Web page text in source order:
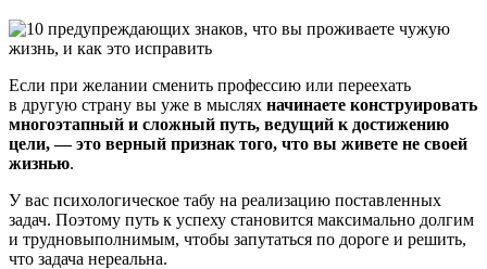
Если при желании сменить профессию или переехать
в другую страну вы уже в мыслях начинаете конструировать
многоэтапный и сложный путь, ведущий к достижению
цели, — это верный признак того, что вы живете не своей
жизнью.
У вас психологическое табу на реализацию поставленных
задач. Поэтому путь к успеху становится максимально долгим
и трудновыполнимым, чтобы запутаться по дороге и решить,
что задача нереальна.